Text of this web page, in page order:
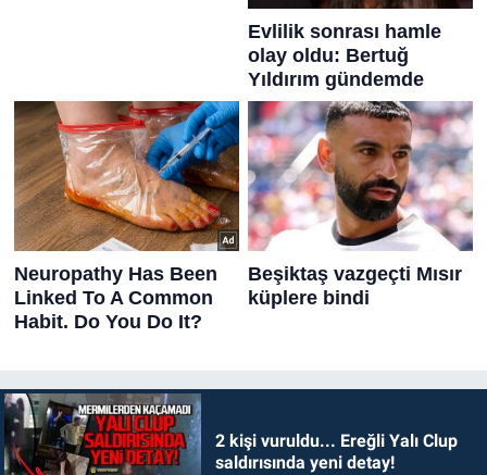
2 kişi vuruldu... Ereğli Yalı Clup
saldırısında yeni detay!